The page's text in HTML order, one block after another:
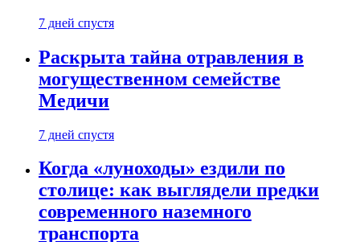
7 дней спустя
Раскрыта тайна отравления в
могущественном семействе
Медичи
7 дней спустя
Когда «луноходы» ездили по
столице: как выглядели предки
современного наземного
транспорта